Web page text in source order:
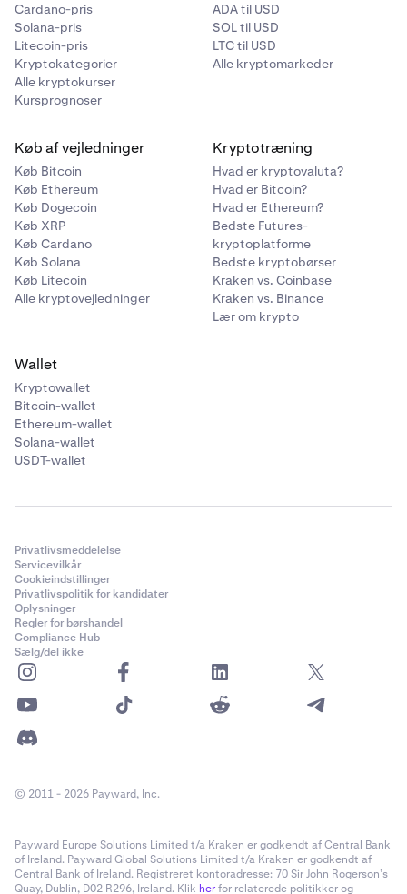
Cardano-pris
Solana-pris
Litecoin-pris
Kryptokategorier
Alle kryptokurser
Kursprognoser
ADA til USD
SOL til USD
LTC til USD
Alle kryptomarkeder
Køb af vejledninger
Køb Bitcoin
Køb Ethereum
Køb Dogecoin
Køb XRP
Køb Cardano
Køb Solana
Køb Litecoin
Alle kryptovejledninger
Kryptotræning
Hvad er kryptovaluta?
Hvad er Bitcoin?
Hvad er Ethereum?
Bedste Futures-
kryptoplatforme
Bedste kryptobørser
Kraken vs. Coinbase
Kraken vs. Binance
Lær om krypto
Wallet
Kryptowallet
Bitcoin-wallet
Ethereum-wallet
Solana-wallet
USDT-wallet
Privatlivsmeddelelse
Servicevilkår
Cookieindstillinger
Privatlivspolitik for kandidater
Oplysninger
Regler for børshandel
Compliance Hub
Sælg/del ikke
© 2011 - 2026 Payward, Inc.
Payward Europe Solutions Limited t/a Kraken er godkendt af Central Bank
of Ireland. Payward Global Solutions Limited t/a Kraken er godkendt af
Central Bank of Ireland. Registreret kontoradresse: 70 Sir John Rogerson’s
Quay, Dublin, D02 R296, Ireland. Klik herfor relaterede politikker og